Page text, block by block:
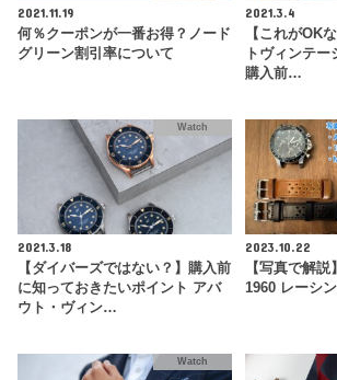
2021.11.19
何％クーポンが一番お得？ノード
グリーン割引率について
2021.3.4
【これがOK
トヴィンテ
購入前…
Watch
2021.3.18
【ダイバーズではない？】購入前
に知っておきたいポイント アバ
ウト・ヴィン…
2023.10.22
【写真で解
1960 レーシ
Watch